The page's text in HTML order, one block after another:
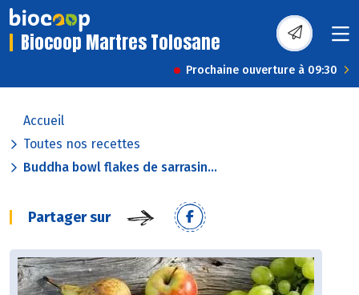
Biocoop Martres Tolosane
Prochaine ouverture à 09:30
Accueil
Toutes nos recettes
Buddha bowl flakes de sarrasin...
Partager sur